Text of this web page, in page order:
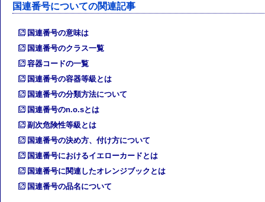
国連番号についての関連記事
国連番号の意味は
国連番号のクラス一覧
容器コードの一覧
国連番号の容器等級とは
国連番号の分類方法について
国連番号のn.o.sとは
副次危険性等級とは
国連番号の決め方、付け方について
国連番号におけるイエローカードとは
国連番号に関連したオレンジブックとは
国連番号の品名について